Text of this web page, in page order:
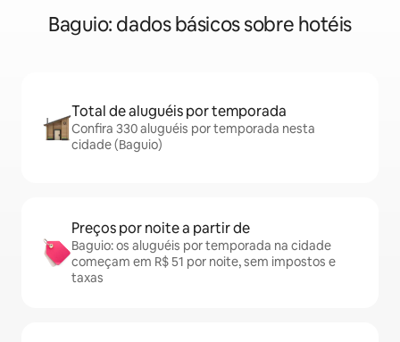
Baguio: dados básicos sobre hotéis
Total de aluguéis por temporada
Confira 330 aluguéis por temporada nesta
cidade (Baguio)
Preços por noite a partir de
Baguio: os aluguéis por temporada na cidade
começam em R$ 51 por noite, sem impostos e
taxas